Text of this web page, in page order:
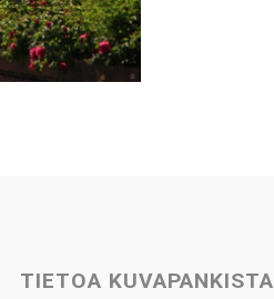
TIETOA KUVAPANKISTA